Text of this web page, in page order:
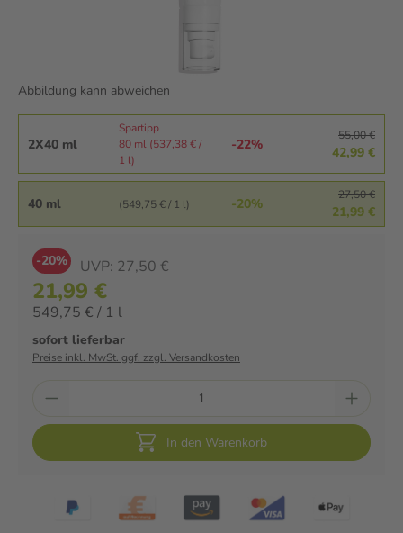
Abbildung kann abweichen
2X40 ml
Spartipp
80 ml (537,38 € /
1 l)
-22%
55,00 €
42,99 €
40 ml (549,75 € / 1 l) -20%
27,50 €
21,99 €
-20% UVP: 27,50 €
21,99 €
549,75 € / 1 l
sofort lieferbar
Preise inkl. MwSt. ggf. zzgl. Versandkosten
In den Warenkorb